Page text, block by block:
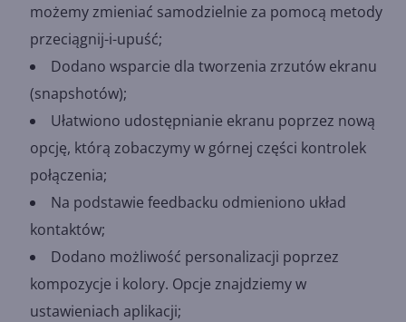
możemy zmieniać samodzielnie za pomocą metody
przeciągnij-i-upuść;
Dodano wsparcie dla tworzenia zrzutów ekranu
(snapshotów);
Ułatwiono udostępnianie ekranu poprzez nową
opcję, którą zobaczymy w górnej części kontrolek
połączenia;
Na podstawie feedbacku odmieniono układ
kontaktów;
Dodano możliwość personalizacji poprzez
kompozycje i kolory. Opcje znajdziemy w
ustawieniach aplikacji;